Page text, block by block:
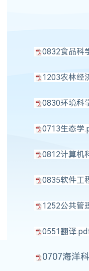
0832食品科
1203农林经
0830环境科
0713生态学
0812计算机
0835软件工
1252公共管
0551翻译
0707海洋